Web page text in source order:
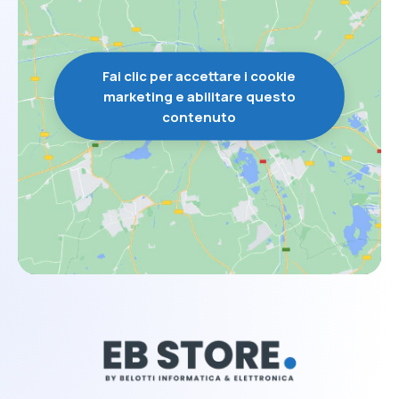
Fai clic per accettare i cookie
marketing e abilitare questo
contenuto